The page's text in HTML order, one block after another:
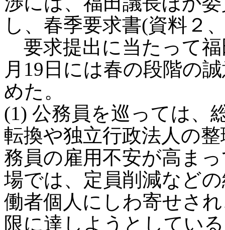
し、春季要求書(資料２
要求提出に当たって
月19日には春の段階の
めた。
(1) 公務員を巡っては、
転換や独立行政法人の
務員の雇用不安が高ま
場では、定員削減など
働者個人にしわ寄せさ
限に達しようとしてい